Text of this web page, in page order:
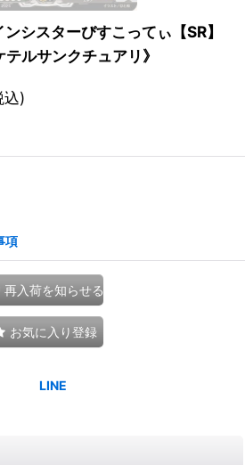
シスターびすこってぃ【SR】
ルサンクチュアリ》
込)
項
再入荷を知らせる
お気に入り登録